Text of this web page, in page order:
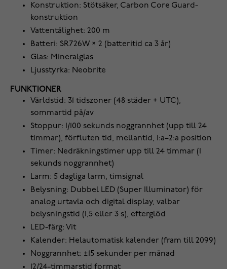
Konstruktion: Stötsäker, Carbon Core Guard-
konstruktion
Vattentålighet: 200 m
Batteri: SR726W × 2 (batteritid ca 3 år)
Glas: Mineralglas
Ljusstyrka: Neobrite
FUNKTIONER
Världstid: 31 tidszoner (48 städer + UTC),
sommartid på/av
Stoppur: 1/100 sekunds noggrannhet (upp till 24
timmar), förfluten tid, mellantid, 1:a–2:a position
Timer: Nedräkningstimer upp till 24 timmar (1
sekunds noggrannhet)
Larm: 5 dagliga larm, timsignal
Belysning: Dubbel LED (Super Illuminator) för
analog urtavla och digital display, valbar
belysningstid (1,5 eller 3 s), efterglöd
LED-färg: Vit
Kalender: Helautomatisk kalender (fram till 2099)
Noggrannhet: ±15 sekunder per månad
12/24-timmarstid format